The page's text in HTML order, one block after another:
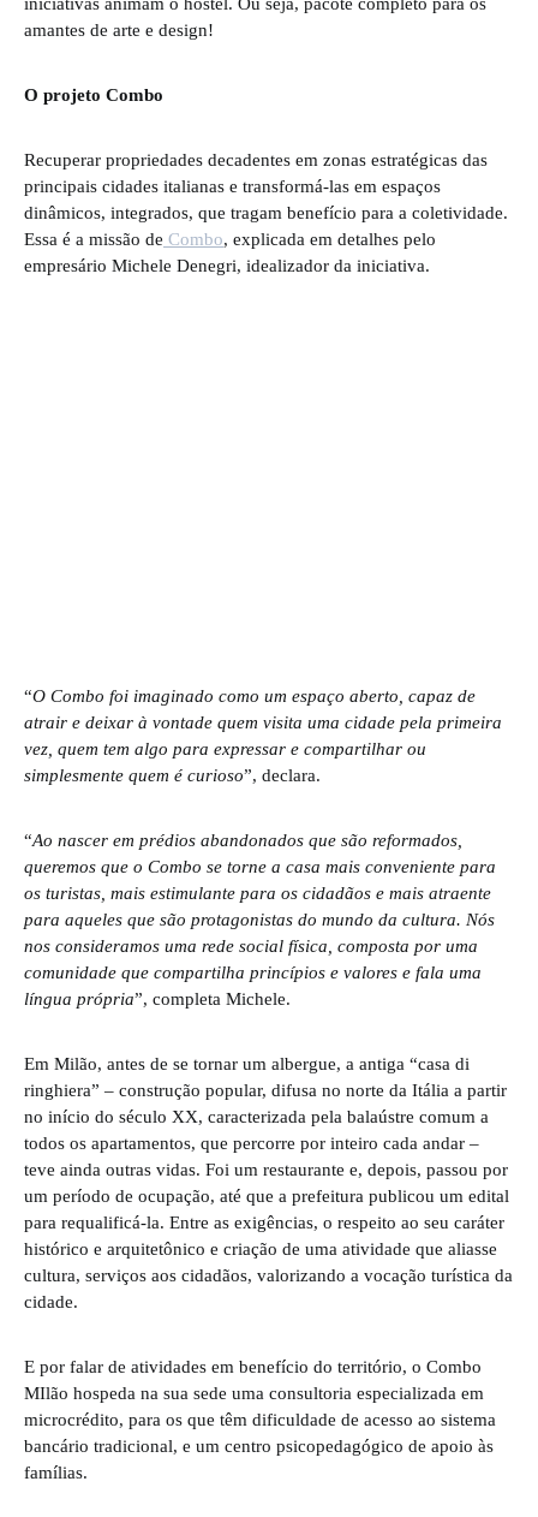
amantes de arte e design!
O projeto Combo
Recuperar propriedades decadentes em zonas estratégicas das
principais cidades italianas e transformá-las em espaços
dinâmicos, integrados, que tragam benefício para a coletividade.
Essa é a missão de Combo, explicada em detalhes pelo
empresário Michele Denegri, idealizador da iniciativa.
“O Combo foi imaginado como um espaço aberto, capaz de
atrair e deixar à vontade quem visita uma cidade pela primeira
vez, quem tem algo para expressar e compartilhar ou
simplesmente quem é curioso”, declara.
“Ao nascer em prédios abandonados que são reformados,
queremos que o Combo se torne a casa mais conveniente para
os turistas, mais estimulante para os cidadãos e mais atraente
para aqueles que são protagonistas do mundo da cultura. Nós
nos consideramos uma rede social física, composta por uma
comunidade que compartilha princípios e valores e fala uma
língua própria”, completa Michele.
Em Milão, antes de se tornar um albergue, a antiga “casa di
ringhiera” – construção popular, difusa no norte da Itália a partir
no início do século XX, caracterizada pela balaústre comum a
todos os apartamentos, que percorre por inteiro cada andar –
teve ainda outras vidas. Foi um restaurante e, depois, passou por
um período de ocupação, até que a prefeitura publicou um edital
para requalificá-la. Entre as exigências, o respeito ao seu caráter
histórico e arquitetônico e criação de uma atividade que aliasse
cultura, serviços aos cidadãos, valorizando a vocação turística da
cidade.
E por falar de atividades em benefício do território, o Combo
MIlão hospeda na sua sede uma consultoria especializada em
microcrédito, para os que têm dificuldade de acesso ao sistema
bancário tradicional, e um centro psicopedagógico de apoio às
famílias.